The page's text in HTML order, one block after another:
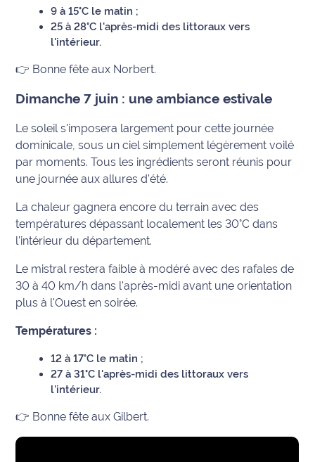
Santé
Social
Transport
National
International
Municipales
2026
Contenus
Partenaires
L'invité(e)
de la
rédaction
Coup de
Maritima
9 à 15°C le matin ;
25 à 28°C l'après-midi des littoraux vers
l'intérieur.
👉 Bonne fête aux Norbert.
Dimanche 7 juin : une ambiance estivale
Le soleil s'imposera largement pour cette journée
dominicale, sous un ciel simplement légèrement voilé
par moments. Tous les ingrédients seront réunis pour
une journée aux allures d'été.
La chaleur gagnera encore du terrain avec des
températures dépassant localement les 30°C dans
l'intérieur du département.
Le mistral restera faible à modéré avec des rafales de
30 à 40 km/h dans l'après-midi avant une orientation
plus à l'Ouest en soirée.
Températures :
12 à 17°C le matin ;
27 à 31°C l'après-midi des littoraux vers
l'intérieur.
👉 Bonne fête aux Gilbert.